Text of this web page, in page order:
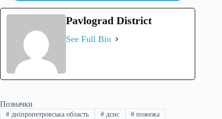
Pavlograd District
See Full Bio
Позначки
#дніпропетровська область #дснс # пожежа